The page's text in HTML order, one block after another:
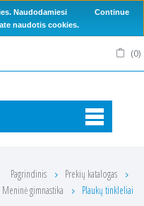
Naudodamiesi
naudotis cookies.
Continue
(0)
Pagrindinis
Prekių katalogas
Meninė gimnastika
Plaukų tinkleliai